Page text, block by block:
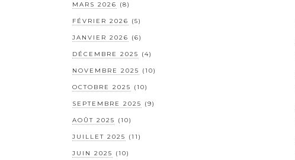
MARS 2026 (8)
FÉVRIER 2026 (5)
JANVIER 2026 (6)
DÉCEMBRE 2025 (4)
NOVEMBRE 2025 (10)
OCTOBRE 2025 (10)
SEPTEMBRE 2025 (9)
AOÛT 2025 (10)
JUILLET 2025 (11)
JUIN 2025 (10)